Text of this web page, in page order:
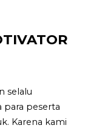
selalu
para peserta
Karena kami